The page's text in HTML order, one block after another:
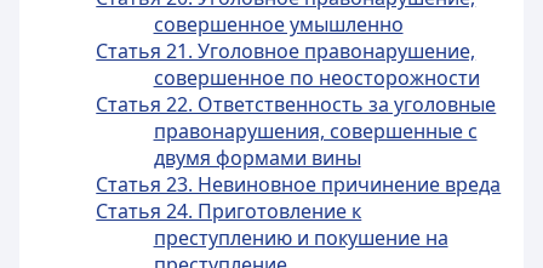
совершенное умышленно
Статья 21. Уголовное правонарушение,
совершенное по неосторожности
Статья 22. Ответственность за уголовные
правонарушения, совершенные с
двумя формами вины
Статья 23. Невиновное причинение вреда
Статья 24. Приготовление к
преступлению и покушение на